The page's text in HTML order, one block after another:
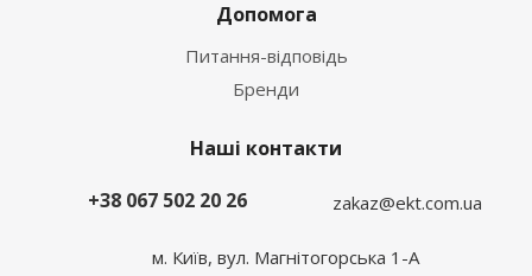
Допомога
Питання-відповідь
Бренди
Наші контакти
+38 067 502 20 26
zakaz@ekt.com.ua
м. Київ, вул. Магнітогорська 1-А